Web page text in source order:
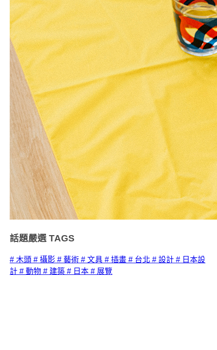
話題嚴選 TAGS
# 木頭 # 攝影 # 藝術 # 文具 # 插畫 # 台北 # 設計 # 日本設
計 # 動物 # 建築 # 日本 # 展覽